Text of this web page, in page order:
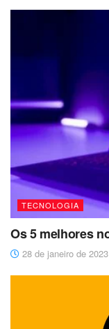
TECNOLOGIA
Os 5 melhores
28 de janeiro de 2023